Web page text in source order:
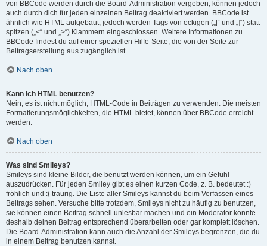
von BBCode werden durch die Board-Administration vergeben, können jedoch
auch durch dich für jeden einzelnen Beitrag deaktiviert werden. BBCode ist
ähnlich wie HTML aufgebaut, jedoch werden Tags von eckigen („[“ und „]“) statt
spitzen („<“ und „>“) Klammern eingeschlossen. Weitere Informationen zu
BBCode findest du auf einer speziellen Hilfe-Seite, die von der Seite zur
Beitragserstellung aus zugänglich ist.
Nach oben
Kann ich HTML benutzen?
Nein, es ist nicht möglich, HTML-Code in Beiträgen zu verwenden. Die meisten
Formatierungsmöglichkeiten, die HTML bietet, können über BBCode erreicht
werden.
Nach oben
Was sind Smileys?
Smileys sind kleine Bilder, die benutzt werden können, um ein Gefühl
auszudrücken. Für jeden Smiley gibt es einen kurzen Code, z. B. bedeutet :)
fröhlich und :( traurig. Die Liste aller Smileys kannst du beim Verfassen eines
Beitrags sehen. Versuche bitte trotzdem, Smileys nicht zu häufig zu benutzen,
sie können einen Beitrag schnell unlesbar machen und ein Moderator könnte
deshalb deinen Beitrag entsprechend überarbeiten oder gar komplett löschen.
Die Board-Administration kann auch die Anzahl der Smileys begrenzen, die du
in einem Beitrag benutzen kannst.